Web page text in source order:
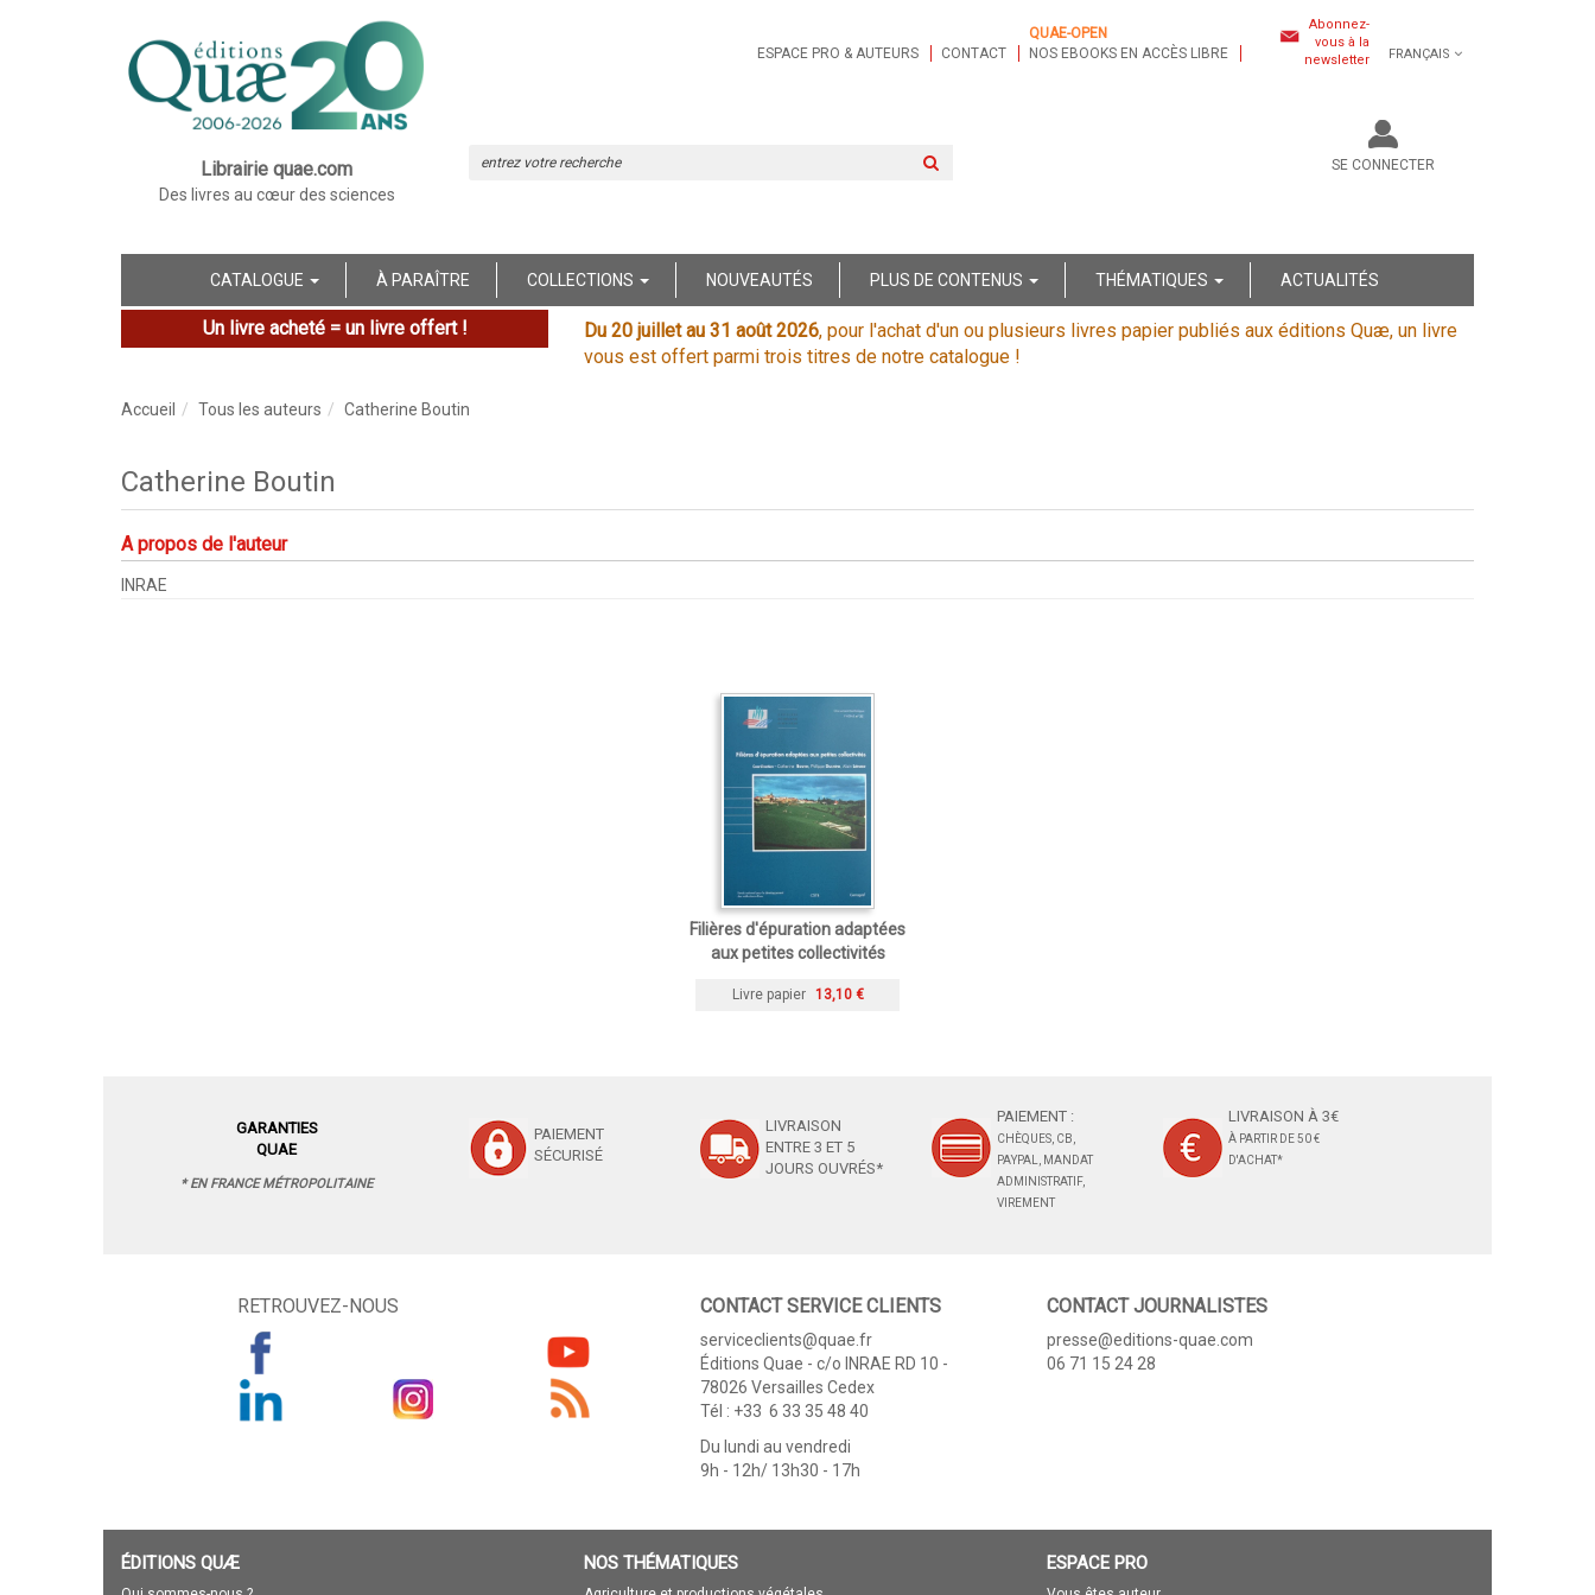
Librairie quae.com
Des livres au cœur des sciences
ESPACE PRO & AUTEURS CONTACT
QUAE-OPEN
NOS EBOOKS EN ACCÈS LIBRE
Abonnez-
vous à la
newsletter
FRANÇAIS
SE CONNECTER
CATALOGUE À PARAÎTRE COLLECTIONS NOUVEAUTÉS PLUS DE CONTENUS THÉMATIQUES ACTUALITÉS
Un livre acheté = un livre offert ! Du 20 juillet au 31 août 2026, pour l'achat d'un ou plusieurs livres papier publiés aux éditions Quæ, un livre
vous est offert parmi trois titres de notre catalogue !
Accueil Tous les auteurs Catherine Boutin
Catherine Boutin
A propos de l'auteur
INRAE
Filières d'épuration adaptées
aux petites collectivités
Livre papier 13,10 €
GARANTIES
QUAE
* EN FRANCE MÉTROPOLITAINE
PAIEMENT
SÉCURISÉ
LIVRAISON
ENTRE 3 ET 5
JOURS OUVRÉS*
PAIEMENT :
CHÈQUES, CB,
PAYPAL, MANDAT
ADMINISTRATIF,
VIREMENT
LIVRAISON À 3€
À PARTIR DE 50 €
D'ACHAT*
RETROUVEZ-NOUS CONTACT SERVICE CLIENTS
serviceclients@quae.fr
Éditions Quae - c/o INRAE RD 10 -
78026 Versailles Cedex
Tél : +33 6 33 35 48 40
Du lundi au vendredi
9h - 12h/ 13h30 - 17h
CONTACT JOURNALISTES
presse@editions-quae.com
06 71 15 24 28
ÉDITIONS QUÆ NOS THÉMATIQUES ESPACE PRO